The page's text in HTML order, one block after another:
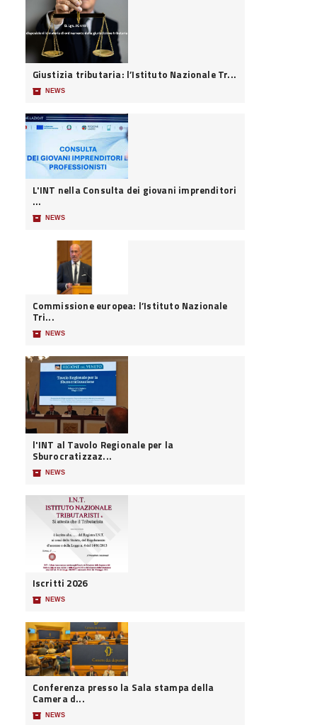
Giustizia tributaria: l’Istituto Nazionale Tr...
📦 NEWS
L'INT nella Consulta dei giovani imprenditori
...
📦 NEWS
Commissione europea: l’Istituto Nazionale
Tri...
📦 NEWS
l'INT al Tavolo Regionale per la
Sburocratizzaz...
📦 NEWS
Iscritti 2026
📦 NEWS
Conferenza presso la Sala stampa della
Camera d...
📦 NEWS